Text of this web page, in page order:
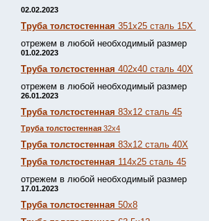
02.02.2023
Труба толстостенная 351х25 сталь 15Х
отрежем в любой необходимый размер
01.02.2023
Труба толстостенная 402х40 сталь 40Х
отрежем в любой необходимый размер
26.01.2023
Труба толстостенная 83х12 сталь 45
Труба толстостенная 32х4
Труба толстостенная 83х12 сталь 40Х
Труба толстостенная 114х25 сталь 45
отрежем в любой необходимый размер
17.01.2023
Труба толстостенная 50х8